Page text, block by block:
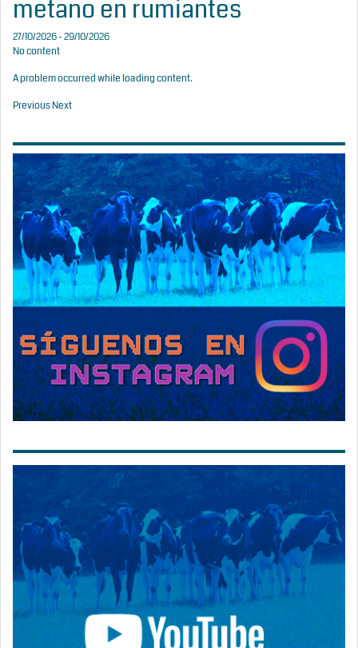
metano en rumiantes
27/10/2026 - 29/10/2026
No content
A problem occurred while loading content.
PreviousNext